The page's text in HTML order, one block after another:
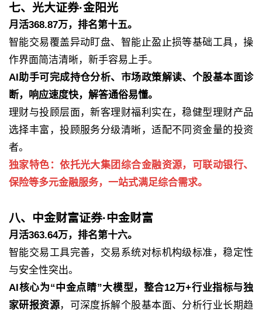
七、光大证券·金阳光
月活368.87万，排名第十五。
智能交易覆盖异动盯盘、智能止盈止损等基础工具，操
作界面简洁清晰，新手容易上手。
AI助手可完成持仓分析、市场政策解读、个股基本面诊
断，响应速度快，解答通俗易懂。
理财与投顾层面，新客理财福利实在，稳健型理财产品
选择丰富，投顾服务分级清晰，适配不同资金量的投资
者。
独家特色：依托光大集团综合金融资源，可联动银行、
保险等多元金融服务，一站式满足综合需求。
八、中金财富证券·中金财富
月活363.64万，排名第十六。
智能交易工具完善，交易系统对标机构级标准，稳定性
与安全性突出。
AI核心为“中金点睛”大模型，整合12万+行业指标与独
家研报资源，可深度拆解个股基本面、分析行业长期趋